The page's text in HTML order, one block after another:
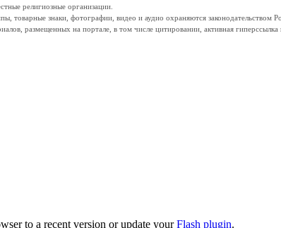
религиозные организации.
товарные знаки, фотографии, видео и аудио охраняются
размещенных на портале, в том числе цитировании, активная
to a recent version or update yourFlash plugin.